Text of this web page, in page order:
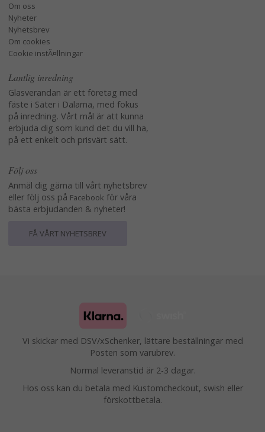
Om oss
Nyheter
Nyhetsbrev
Om cookies
Cookie instÃ¤llningar
Lantlig inredning
Glasverandan är ett företag med
fäste i Säter i Dalarna, med fokus
på inredning. Vårt mål är att kunna
erbjuda dig som kund det du vill ha,
på ett enkelt och prisvärt sätt.
Följ oss
Anmäl dig gärna till vårt nyhetsbrev
eller följ oss på Facebook för våra
bästa erbjudanden & nyheter!
FÅ VÅRT NYHETSBREV
Vi skickar med DSV/xSchenker, lättare beställningar med
Posten som varubrev.
Normal leveranstid är 2-3 dagar.
Hos oss kan du betala med Kustomcheckout, swish eller
förskottbetala.